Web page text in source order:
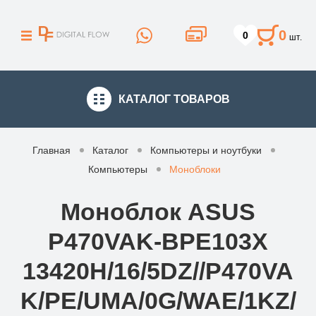
0 0 шт.
КАТАЛОГ ТОВАРОВ
Главная Каталог
Компьютеры и ноутбуки
Компьютеры
Моноблоки
Моноблок ASUS
P470VAK-BPE103X
13420H/16/5DZ//P470VA
K/PE/UMA/0G/WAE/1KZ/